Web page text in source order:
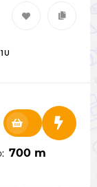
700 m